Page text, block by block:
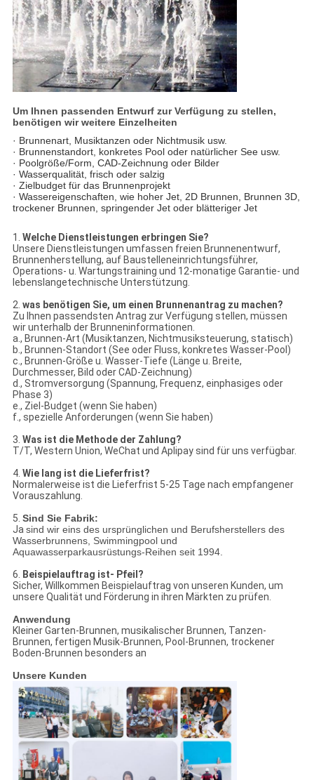
Um Ihnen passenden Entwurf zur Verfügung zu stellen,
benötigen wir weitere Einzelheiten
· Brunnenart, Musiktanzen oder Nichtmusik usw.
· Brunnenstandort, konkretes Pool oder natürlicher See usw.
· Poolgröße/Form, CAD-Zeichnung oder Bilder
· Wasserqualität, frisch oder salzig
· Zielbudget für das Brunnenprojekt
· Wassereigenschaften, wie hoher Jet, 2D Brunnen, Brunnen 3D,
trockener Brunnen, springender Jet oder blätteriger Jet
1. Welche Dienstleistungen erbringen Sie?
Unsere Dienstleistungen umfassen freien Brunnenentwurf,
Brunnenherstellung, auf Baustelleneinrichtungsführer,
Operations- u. Wartungstraining und 12-monatige Garantie- und
lebenslangetechnische Unterstützung.
2. was benötigen Sie, um einen Brunnenantrag zu machen?
Zu Ihnen passendsten Antrag zur Verfügung stellen, müssen
wir unterhalb der Brunneninformationen.
a., Brunnen-Art (Musiktanzen, Nichtmusiksteuerung, statisch)
b., Brunnen-Standort (See oder Fluss, konkretes Wasser-Pool)
c., Brunnen-Größe u. Wasser-Tiefe (Länge u. Breite,
Durchmesser, Bild oder CAD-Zeichnung)
d., Stromversorgung (Spannung, Frequenz, einphasiges oder
Phase 3)
e., Ziel-Budget (wenn Sie haben)
f., spezielle Anforderungen (wenn Sie haben)
3. Was ist die Methode der Zahlung?
T/T, Western Union, WeChat und Aplipay sind für uns verfügbar.
4. Wie lang ist die Lieferfrist?
Normalerweise ist die Lieferfrist 5-25 Tage nach empfangener
Vorauszahlung.
5. Sind Sie Fabrik:
Ja sind wir eins des ursprünglichen und Berufsherstellers des
Wasserbrunnens, Swimmingpool und
Aquawasserparkausrüstungs-Reihen seit 1994.
6.
Beispielauftrag ist- Pfeil?
Sicher, Willkommen Beispielauftrag von unseren Kunden, um
unsere Qualität und Förderung in ihren Märkten zu prüfen.
Anwendung
Kleiner Garten-Brunnen, musikalischer Brunnen, Tanzen-
Brunnen, fertigen Musik-Brunnen, Pool-Brunnen, trockener
Boden-Brunnen besonders an
Unsere Kunden